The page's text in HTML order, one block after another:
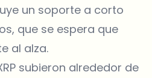
un soporte a corto
que se espera que
al alza.
subieron alrededor de